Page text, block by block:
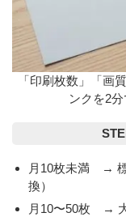
「印刷枚数」「画
ンクを2
月10枚未満 → 標
換）
月10〜50枚 →